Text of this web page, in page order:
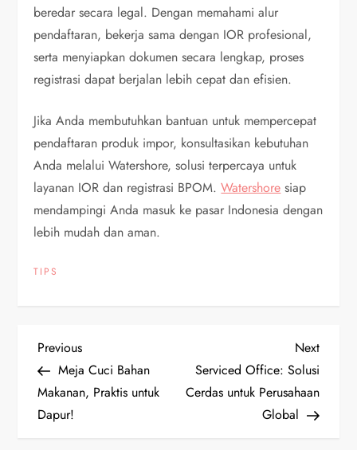
beredar secara legal. Dengan memahami alur
pendaftaran, bekerja sama dengan IOR profesional,
serta menyiapkan dokumen secara lengkap, proses
registrasi dapat berjalan lebih cepat dan efisien.
Jika Anda membutuhkan bantuan untuk mempercepat
pendaftaran produk impor, konsultasikan kebutuhan
Anda melalui Watershore, solusi terpercaya untuk
layanan IOR dan registrasi BPOM.Watershore siap
mendampingi Anda masuk ke pasar Indonesia dengan
lebih mudah dan aman.
TIPS
P
o
s
Previous
Post
Previous
Meja Cuci Bahan
Makanan, Praktis untuk
Dapur!
Next
Post
Next
Serviced Office: Solusi
Cerdas untuk Perusahaan
Global